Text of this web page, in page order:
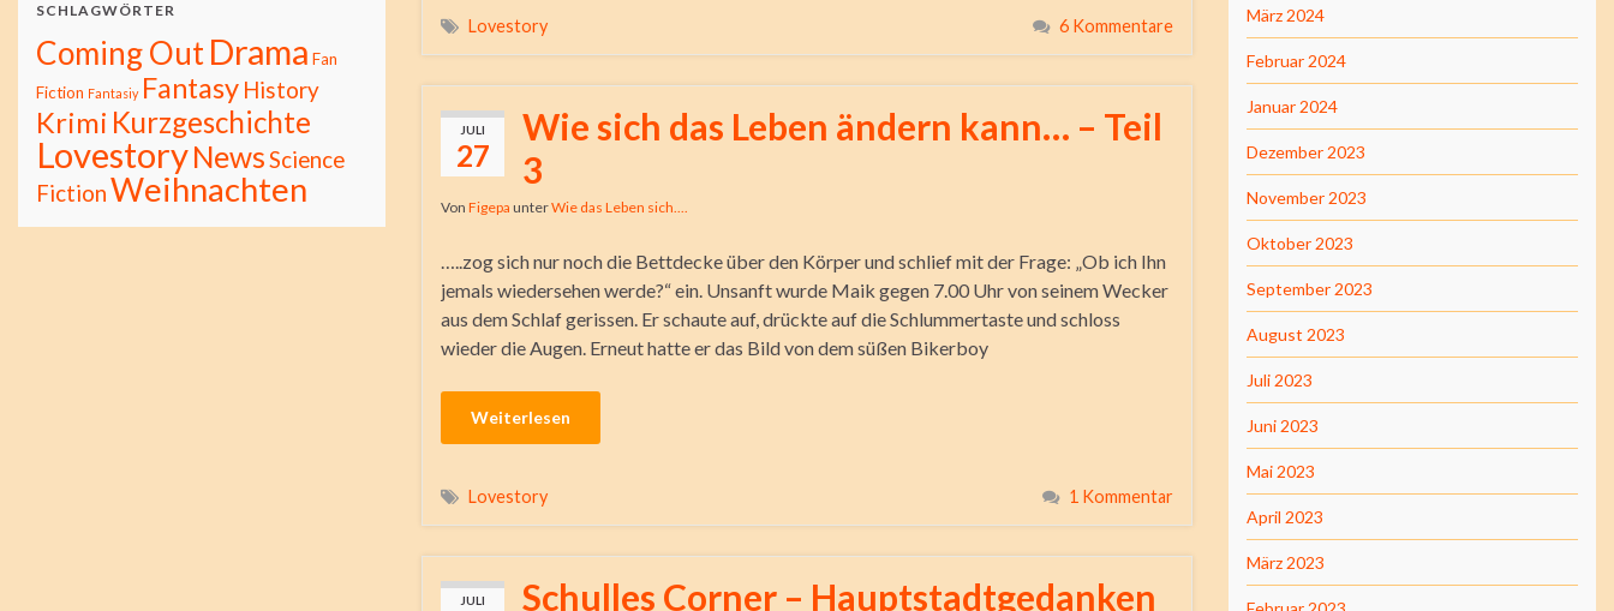
Lovestory 6 Kommentare
JULI
27
Wie sich das Leben ändern kann… – Teil
3
Von Figepa unterWie das Leben sich....
…..zog sich nur noch die Bettdecke über den Körper und schlief mit der Frage: „Ob ich Ihn
jemals wiedersehen werde?“ ein. Unsanft wurde Maik gegen 7.00 Uhr von seinem Wecker
aus dem Schlaf gerissen. Er schaute auf, drückte auf die Schlummertaste und schloss
wieder die Augen. Erneut hatte er das Bild von dem süßen Bikerboy
Weiterlesen
Lovestory 1 Kommentar
JULI Schulles Corner – Hauptstadtgedanken
SCHLAGWÖRTER
Coming OutDrama Fan
Fiction Fantasiy Fantasy History
Krimi Kurzgeschichte
LovestoryNewsScience
FictionWeihnachten
März 2024
Februar 2024
Januar 2024
Dezember 2023
November 2023
Oktober 2023
September 2023
August 2023
Juli 2023
Juni 2023
Mai 2023
April 2023
März 2023